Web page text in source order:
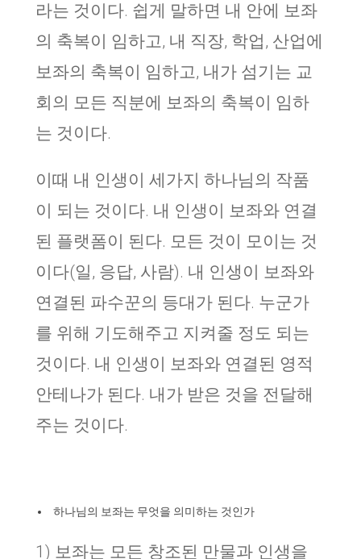
라는 것이다. 쉽게 말하면 내 안에 보좌
의 축복이 임하고, 내 직장, 학업, 산업에
보좌의 축복이 임하고, 내가 섬기는 교
회의 모든 직분에 보좌의 축복이 임하
는 것이다.
이때 내 인생이 세가지 하나님의 작품
이 되는 것이다. 내 인생이 보좌와 연결
된 플랫폼이 된다. 모든 것이 모이는 것
이다(일, 응답, 사람). 내 인생이 보좌와
연결된 파수꾼의 등대가 된다. 누군가
를 위해 기도해주고 지켜줄 정도 되는
것이다. 내 인생이 보좌와 연결된 영적
안테나가 된다. 내가 받은 것을 전달해
주는 것이다.
하나님의 보좌는 무엇을 의미하는 것인가
1) 보좌는 모든 창조된 만물과 인생을